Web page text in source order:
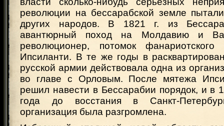
революции на бессарабской земле
других народов. В 1821 г. из
авантюрный поход на Молдавию и
революционер, потомок фанариотского
Ипсиланти. В те же годы в
русской армии действовала одна из
во главе с Орловым. После мятежа
решил навести в Бессарабии порядок, и в
года до восстания в Санкт-
организация была разгромлена.